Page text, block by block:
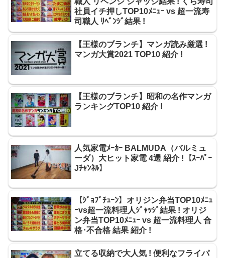
社員イチ押しTOP10ﾒﾆｭｰ vs 超一流寿
司職人 ﾘﾍﾞﾝｼﾞ結果 !
【王様のブランチ】マンガ読み厳選 !
マンガ大賞2021 TOP10 紹介 !
【王様のブランチ】昭和の名作マンガ
ランキングTOP10 紹介 !
人気家電ﾒｰｶｰ BALMUDA（バルミュ
ーダ）大ヒット家電 4選 紹介 !【ｽｰﾊﾟｰ
Jﾁｬﾝﾈﾙ】
【ｼﾞｮﾌﾞﾁｭｰﾝ】オリジン弁当TOP10ﾒﾆｭ
ｰvs超一流料理人ｼﾞｬｯｼﾞ結果 ! オリジ
ン弁当TOP10ﾒﾆｭｰ vs 超一流料理人 合
格･不合格 結果 紹介 !
立てる収納で大人気 ! 便利なフライパ